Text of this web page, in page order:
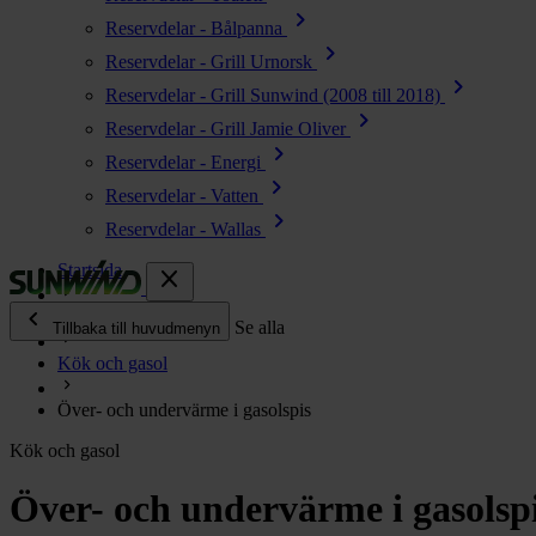
Reservdelar - Bålpanna chevron_right
Reservdelar - Grill Urnorsk chevron_right
Reservdelar - Grill Sunwind (2008 till 2018) chevron_right
Reservdelar - Grill Jamie Oliver chevron_right
Reservdelar - Energi chevron_right
Reservdelar - Vatten chevron_right
Reservdelar - Wallas
chevron_right
close
chevron_left
Tillbaka till huvudmenyn Se alla
Energi chevron_right
chevron_right
Värme chevron_right
Vatten
chevron_right
Startsida
Kök och gasol
Över- och undervärme i gasolspis
Kök och gasol
Över- och undervärme i